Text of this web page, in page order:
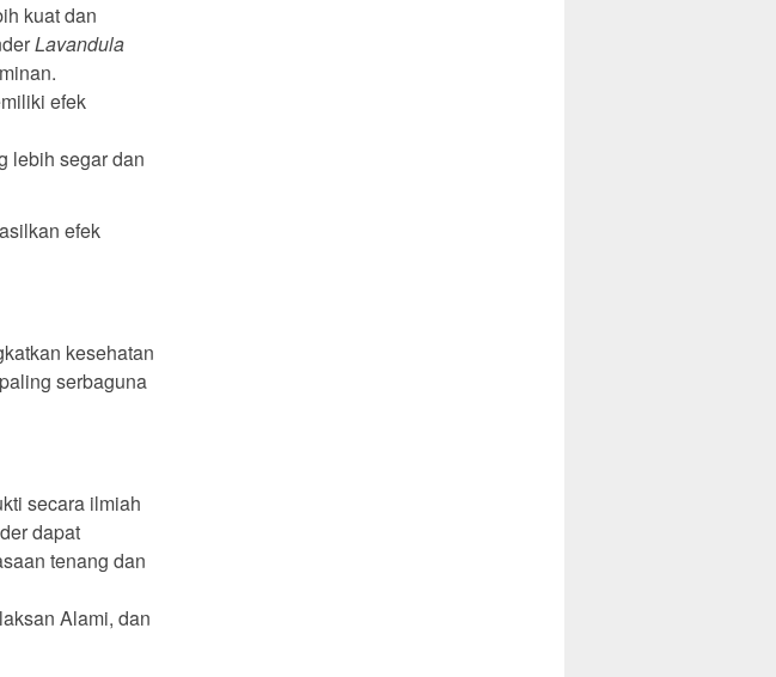
kuat dan
Lavandula
efek
lebih segar dan
efek
kesehatan
serbaguna
secara ilmiah
dapat
tenang dan